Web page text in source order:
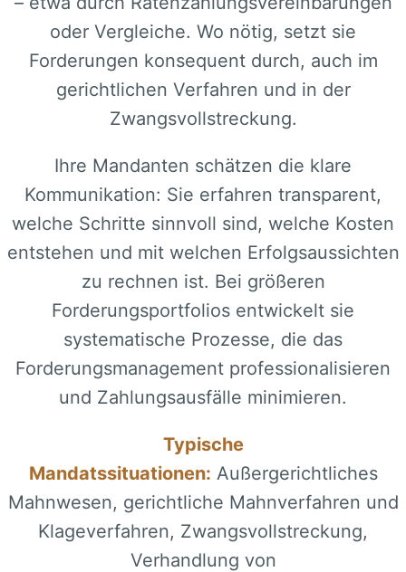
oder Vergleiche. Wo nötig, setzt sie
Forderungen konsequent durch, auch im
gerichtlichen Verfahren und in der
Zwangsvollstreckung.
Ihre Mandanten schätzen die klare
Kommunikation: Sie erfahren transparent,
welche Schritte sinnvoll sind, welche Kosten
entstehen und mit welchen Erfolgsaussichten
zu rechnen ist. Bei größeren
Forderungsportfolios entwickelt sie
systematische Prozesse, die das
Forderungsmanagement professionalisieren
und Zahlungsausfälle minimieren.
Typische
Mandatssituationen: Außergerichtliches
Mahnwesen, gerichtliche Mahnverfahren und
Klageverfahren, Zwangsvollstreckung,
Verhandlung von